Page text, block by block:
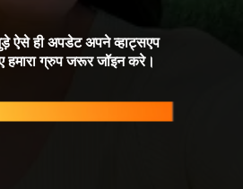
ऐसे ही अपडेट अपने व्हाट्सएप
हमारा ग्रुप जरूर जॉइन करे।